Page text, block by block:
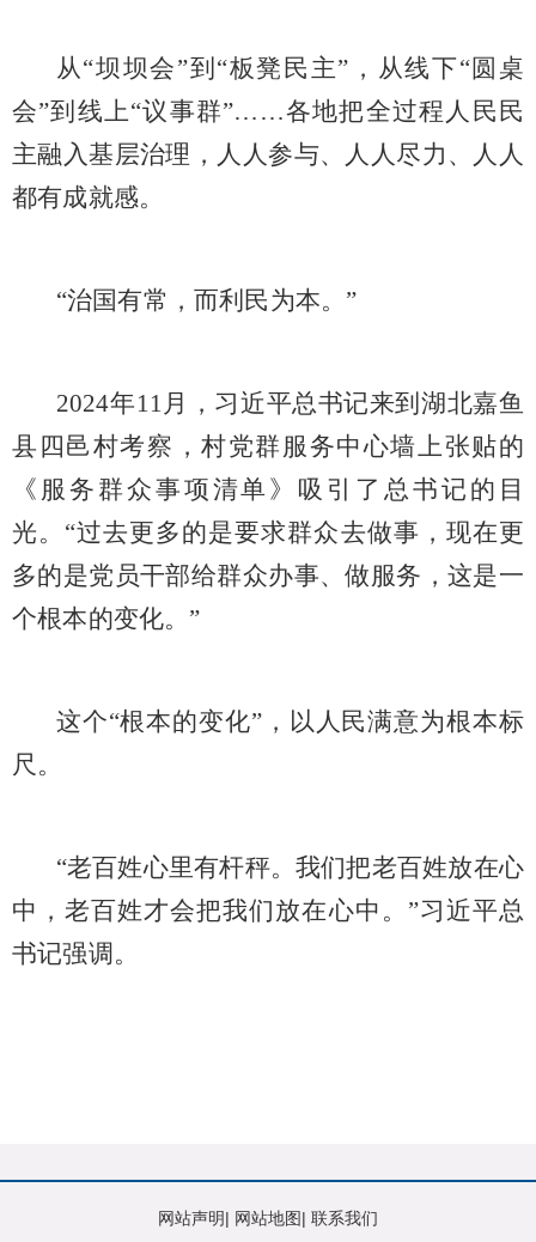
从 “坝坝会”到“板凳民主”，从线下“圆桌
会”到线上“议事群”……各地把全过程人民民
主融入基层治理，人人参与、人人尽力、人人
都有成就感。
“治国有常，而利民为本。”
2024年11月，习近平总书记来到湖北嘉鱼
县四邑村考察，村党群服务中心墙上张贴的
《服务群众事项清单》吸引了总书记的目
光。“过去更多的是要求群众去做事，现在更
多的是党员干部给群众办事、做服务，这是一
个根本的变化。”
这个“根本的变化”，以人民满意为根本标
尺。
“老百姓心里有杆秤。我们把老百姓放在心
中，老百姓才会把我们放在心中。”习近平总
书记强调。
网站声明| 网站地图| 联系我们